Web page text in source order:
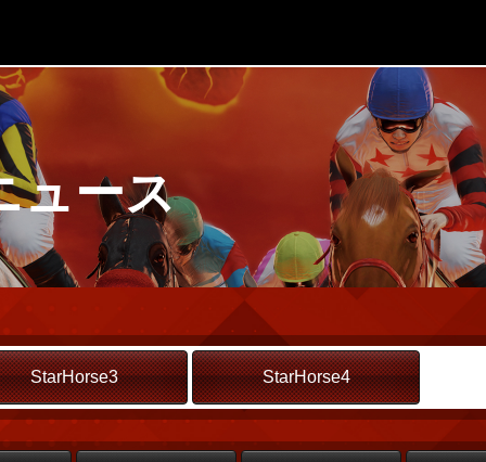
ュース
StarHorse3 StarHorse4